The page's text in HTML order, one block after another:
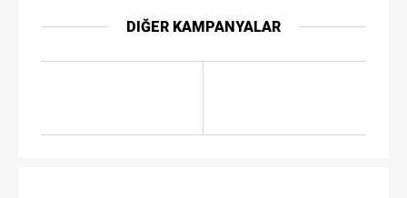
DIĞER KAMPANYALAR